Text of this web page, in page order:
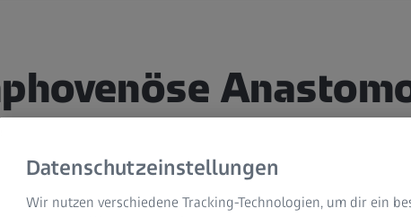
· 4 MIN. VIDEODAUER
Datenschutzeinstellungen
Wir nutzen verschiedene Tracking-Technologien, um dir ein